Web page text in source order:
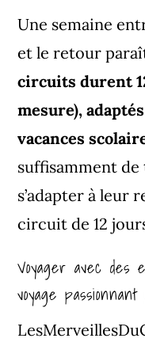
Une semaine
et le retour
circuits durent
mesure),
vacances
suffisamment
s’adapter à leur
circuit de 12
Voyager avec des
voyage